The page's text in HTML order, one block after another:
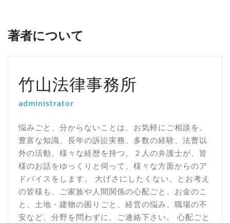
ー
ョ
ン
著者について
竹山法律事務所
administrator
悩みごと、分からないことは、お気軽にご相談を。
豊富な知識、長年の訴訟実務、多数の経験、法曹以
外の活動、様々な経歴を持つ、２人の弁護士が、皆
様のお話をゆっくりと伺って、様々な方面からのア
ドバイスをします。 大げさにしたくない、とお考え
の皆様も、ご家族や人間関係の心配ごと、お金のこ
と、土地・建物の困りごと、経営の悩み、職場の不
安など、分野を問わずに、ご連絡下さい。 心配ごと